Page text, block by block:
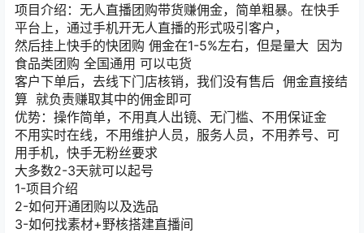
项目介绍：无人直播团购带货赚佣金，简单粗暴。在快手
平台上，通过手机开无人直播的形式吸引客户，
然后挂上快手的快团购 佣金在1-5%左右，但是量大 因为
食品类团购 全国通用 可以屯货
客户下单后，去线下门店核销，我们没有售后 佣金直接结
算 就负责赚取其中的佣金即可
优势：操作简单，不用真人出镜、无门槛、不用保证金
不用实时在线，不用维护人员，服务人员，不用养号、可
用手机，快手无粉丝要求
大多数2-3天就可以起号
1-项目介绍
2-如何开通团购以及选品
3-如何找素材+野核搭建直播间